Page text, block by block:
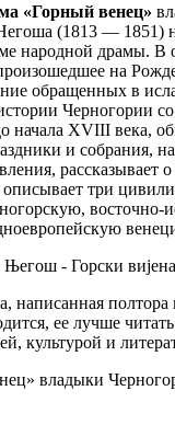
«Горный венец»
(1813 — 1851)
народной драмы. В
на
обращенных в
Черногории
начала XVIII века,
и собрания,
рассказывает
три
восточно-
написанная полтора
ее лучше
культурой и